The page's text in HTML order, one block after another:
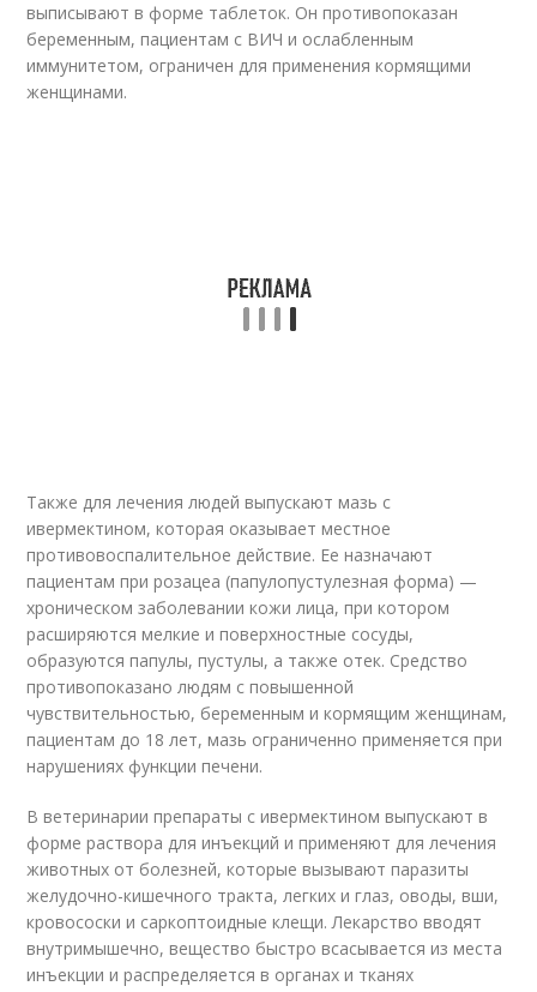
выписывают в форме таблеток. Он противопоказан
беременным, пациентам с ВИЧ и ослабленным
иммунитетом, ограничен для применения кормящими
женщинами.
Также для лечения людей выпускают мазь с
ивермектином, которая оказывает местное
противовоспалительное действие. Ее назначают
пациентам при розацеа (папулопустулезная форма) —
хроническом заболевании кожи лица, при котором
расширяются мелкие и поверхностные сосуды,
образуются папулы, пустулы, а также отек. Средство
противопоказано людям с повышенной
чувствительностью, беременным и кормящим женщинам,
пациентам до 18 лет, мазь ограниченно применяется при
нарушениях функции печени.
В ветеринарии препараты с ивермектином выпускают в
форме раствора для инъекций и применяют для лечения
животных от болезней, которые вызывают паразиты
желудочно-кишечного тракта, легких и глаз, оводы, вши,
кровососки и саркоптоидные клещи. Лекарство вводят
внутримышечно, вещество быстро всасывается из места
инъекции и распределяется в органах и тканях